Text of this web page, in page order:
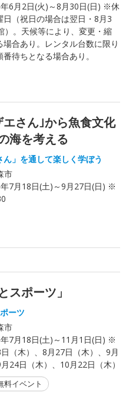
6月2日(火)～8月30日(日) ※休
日（祝日の場合は翌日・8月3
）。天候等により、変更・縮
合あり。レンタル台数に限り
待ちとなる場合あり。
さん｣から魚食文化
海を考える
」を通して楽しく学ぼう
市
7月18日(土)～9月27日(日) ※
スポーツ」
ーツ
市
7月18日(土)～11月1日(日) ※
（木）、8月27日（木）、9月
24日（木）、10月22日（木）
料イベント